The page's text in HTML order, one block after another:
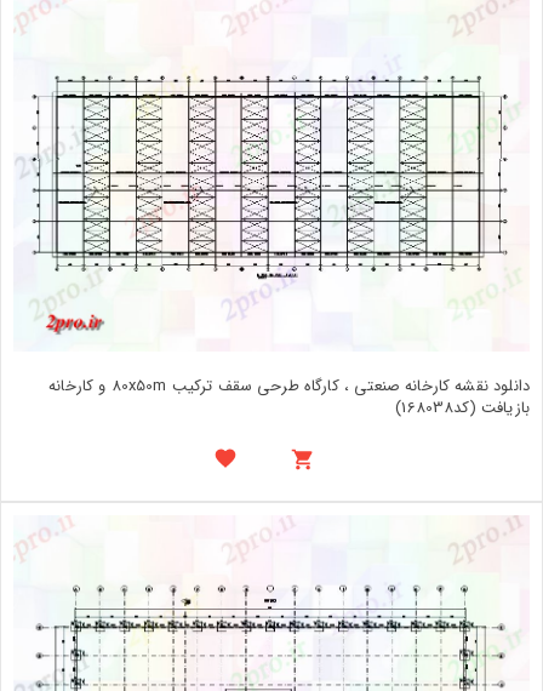
دانلود نقشه کارخانه صنعتی ، کارگاه طرحی سقف ترکیب 80x50m و کارخانه
بازیافت (کد168038)